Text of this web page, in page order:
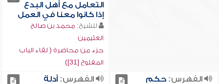
التعامل مع أهل البدع
إذا كانوا معنا في العمل
للشيخ: محمد بن صالح
العثيمين
جزء من محاضرة ( لقاء الباب
المفتوح [31])
الفهرس:حكم
الفهرس:أدلة